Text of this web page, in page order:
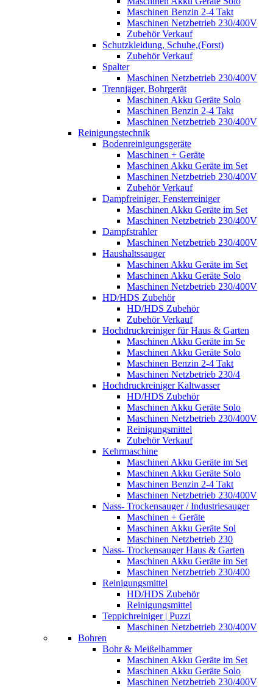
Maschinen Benzin 2-4 Takt
Maschinen Netzbetrieb 230/400V
Zubehör Verkauf
Schutzkleidung, Schuhe,(Forst)
Zubehör Verkauf
Spalter
Maschinen Netzbetrieb 230/400V
Trennjäger, Bohrgerät
Maschinen Akku Geräte Solo
Maschinen Benzin 2-4 Takt
Maschinen Netzbetrieb 230/400V
Reinigungstechnik
Bodenreinigungsgeräte
Maschinen + Geräte
Maschinen Akku Geräte im Set
Maschinen Netzbetrieb 230/400V
Zubehör Verkauf
Dampfreiniger, Fensterreiniger
Maschinen Akku Geräte im Set
Maschinen Netzbetrieb 230/400V
Dampfstrahler
Maschinen Netzbetrieb 230/400V
Haushaltssauger
Maschinen Akku Geräte im Set
Maschinen Akku Geräte Solo
Maschinen Netzbetrieb 230/400V
HD/HDS Zubehör
HD/HDS Zubehör
Zubehör Verkauf
Hochdruckreiniger für Haus & Garten
Maschinen Akku Geräte im Se
Maschinen Akku Geräte Solo
Maschinen Benzin 2-4 Takt
Maschinen Netzbetrieb 230/4
Hochdruckreiniger Kaltwasser
HD/HDS Zubehör
Maschinen Akku Geräte Solo
Maschinen Netzbetrieb 230/400V
Reinigungsmittel
Zubehör Verkauf
Kehrmaschine
Maschinen Akku Geräte im Set
Maschinen Akku Geräte Solo
Maschinen Benzin 2-4 Takt
Maschinen Netzbetrieb 230/400V
Nass- Trockensauger / Industriesauger
Maschinen + Geräte
Maschinen Akku Geräte Sol
Maschinen Netzbetrieb 230
Nass- Trockensauger Haus & Garten
Maschinen Akku Geräte im Set
Maschinen Netzbetrieb 230/400
Reinigungsmittel
HD/HDS Zubehör
Reinigungsmittel
Teppichreiniger | Puzzi
Maschinen Netzbetrieb 230/400V
Bohren
Bohr & Meißelhammer
Maschinen Akku Geräte im Set
Maschinen Akku Geräte Solo
Maschinen Netzbetrieb 230/400V